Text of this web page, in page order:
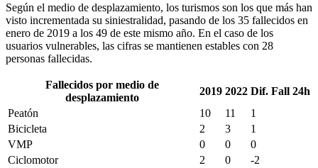
Según el medio de desplazamiento, los turismos son los que más han
visto incrementada su siniestralidad, pasando de los 35 fallecidos en
enero de 2019 a los 49 de este mismo año. En el caso de los
usuarios vulnerables, las cifras se mantienen estables con 28
personas fallecidas.
Fallecidos por medio de
desplazamiento
2019 2022 Dif. Fall 24h
Peatón
10 11
1
Bicicleta
2 3
1
VMP
0 0
0
Ciclomotor
2 0
-2